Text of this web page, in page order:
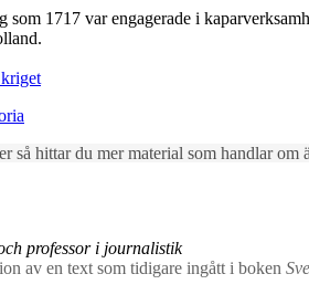
som 1717 var engagerade i
så hittar du mer material som handlar om
professor i journalistik
av en text som tidigare ingått i boken